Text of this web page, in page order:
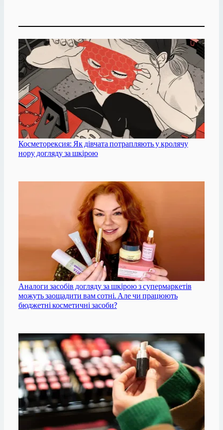
Косметорексия: Як дівчата потрапляють у кролячу
нору догляду за шкірою
Аналоги засобів догляду за шкірою з супермаркетів
можуть заощадити вам сотні. Але чи працюють
бюджетні косметичні засоби?